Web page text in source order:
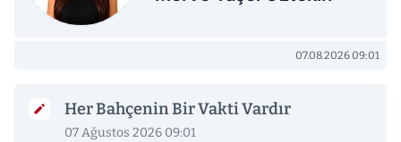
07.08.2026 09:01
Her Bahçenin Bir Vakti Vardır
07 Ağustos 2026 09:01